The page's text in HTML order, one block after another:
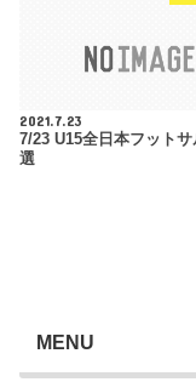
2021.7.23
7/23 U15全日本フット
選
MENU